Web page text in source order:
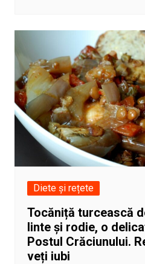
Diete și rețete
Tocăniță turcească
linte și rodie, o
Postul Crăciunului.
veți iubi